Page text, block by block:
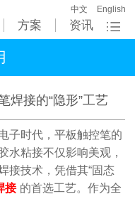
方案 资讯
中文 English
焊接的“隐形”工艺
子时代，平板触控笔的
水粘接不仅影响美观，
接技术，凭借其“固态
接 的首选工艺。作为全